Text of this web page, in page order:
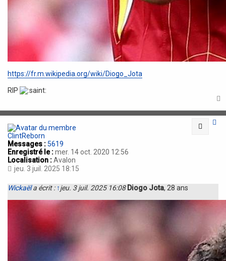
https://fr.m.wikipedia.org/wiki/Diogo_Jota
RIP
ClintReborn
Messages :5619
Enregistré le :mer. 14 oct. 2020 12:56
Localisation :Avalon
jeu. 3 juil. 2025 18:15
Wickaëla écrit : ↑jeu. 3 juil. 2025 16:08 Diogo Jota, 28 ans